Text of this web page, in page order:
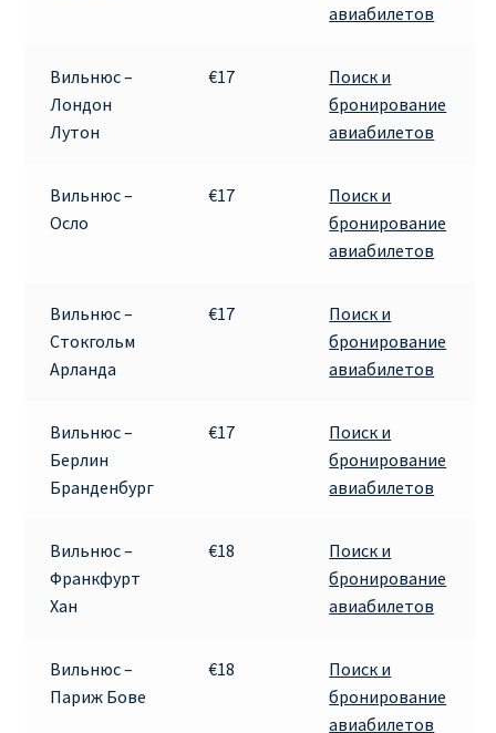
авиабилетов
Вильнюс –
Лондон
Лутон
€17
Поиск и
бронирование
авиабилетов
Вильнюс –
Осло
€17
Поиск и
бронирование
авиабилетов
Вильнюс –
Стокгольм
Арланда
€17
Поиск и
бронирование
авиабилетов
Вильнюс –
Берлин
Бранденбург
€17
Поиск и
бронирование
авиабилетов
Вильнюс –
Франкфурт
Хан
€18
Поиск и
бронирование
авиабилетов
Вильнюс –
Париж Бове
€18
Поиск и
бронирование
авиабилетов